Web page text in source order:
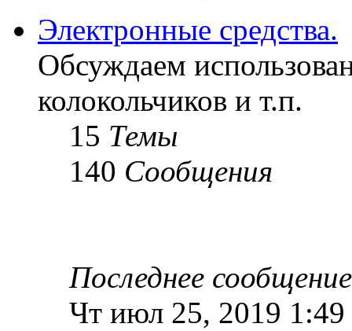
Электронные средства.
Обсуждаем
колокольчиков и т.п.
15 Темы
140 Сообщения
Последнее сообщение
Чт июл 25, 2019 1:49